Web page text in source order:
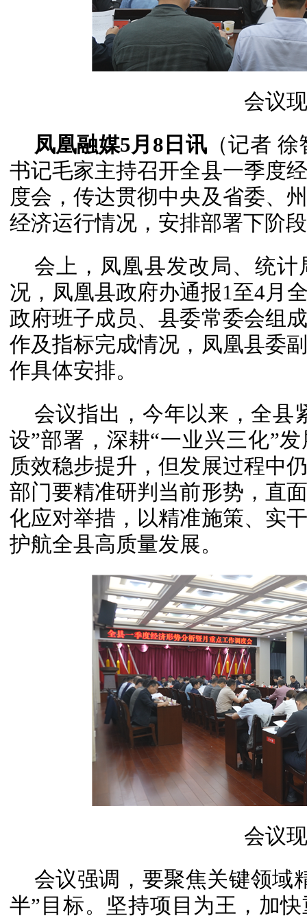
会议
凤凰融媒5月8日讯 （记者
书记毛家主持召开全县一季度
度会，传达贯彻中央及省委、
经济运行情况，安排部署下阶
会上，凤凰县发改局、统
况，凤凰县政府办通报1至4月
政府班子成员、县委常委会组
作及指标完成情况，凤凰县委
作具体安排。
会议指出，今年以来，全县
设”部署，深耕“一业兴三化”
质效稳步提升，但发展过程中
部门要精准研判当前形势，直
化应对举措，以精准施策、实
护航全县高质量发展。
会议
会议强调，要聚焦关键领域
半”目标。坚持项目为王，加